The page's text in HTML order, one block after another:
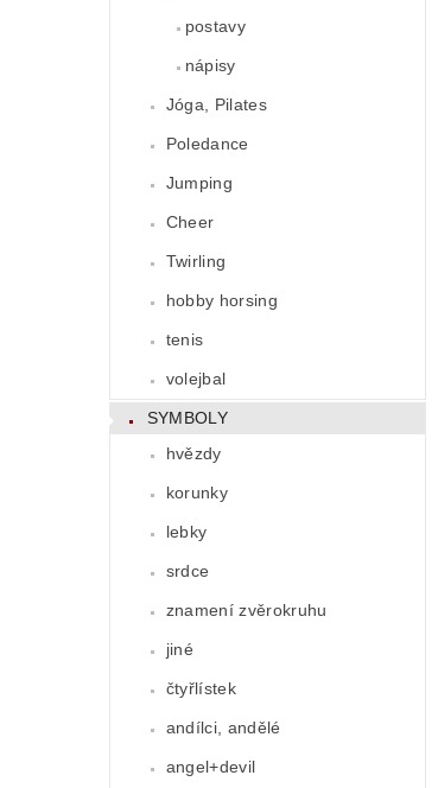
postavy
nápisy
Jóga, Pilates
Poledance
Jumping
Cheer
Twirling
hobby horsing
tenis
volejbal
SYMBOLY
hvězdy
korunky
lebky
srdce
znamení zvěrokruhu
jiné
čtyřlístek
andílci, andělé
angel+devil